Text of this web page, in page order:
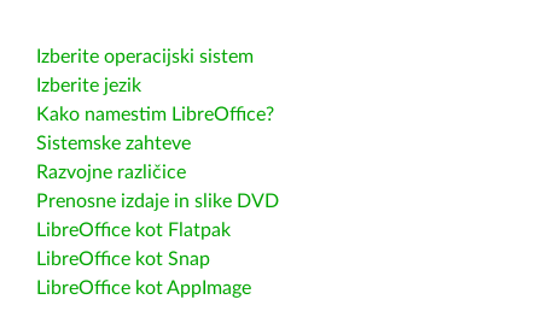
Izberite operacijski sistem
Izberite jezik
Kako namestim LibreOffice?
Sistemske zahteve
Razvojne različice
Prenosne izdaje in slike DVD
LibreOffice kot Flatpak
LibreOffice kot Snap
LibreOffice kot AppImage